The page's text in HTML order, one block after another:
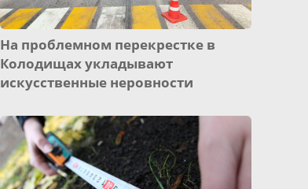
На проблемном перекрестке в
Колодищах укладывают
искусственные неровности